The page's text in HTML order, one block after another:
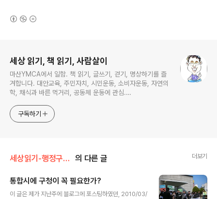
세상 읽기, 책 읽기, 사람살이
마산YMCA에서 일함. 책 읽기, 글쓰기, 걷기, 명상하기를 즐
겨합니다. 대안교육, 주민자치, 시민운동, 소비자운동, 자연의
학, 채식과 바른 먹거리, 공동체 운동에 관심.
http://www.facebook.com/ymcaman
구독하기
세상읽기-행정구역통합 의 다른 글 더보기
통합시에 구청이 꼭 필요한가?
이 글은 제가 지난주에 블로그에 포스팅하였던, 2010/03/